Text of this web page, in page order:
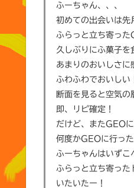
ふーちゃん、、、
初めての出会いは先
ふらっと立ち寄った
久しぶりにふ菓子を
あまりのおいしさに
ふわふわでおいしい
断面を見ると空気の
即、リピ確定！
だけど、またGEO
何度かGEOに行っ
ふーちゃんはいずこ
ふらっと立ち寄った
いたいたー！